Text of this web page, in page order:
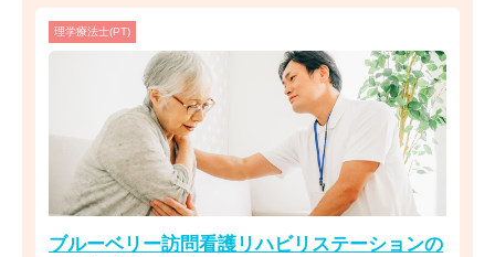
理学療法士(PT)
ブルーベリー訪問看護リハビリステーションの